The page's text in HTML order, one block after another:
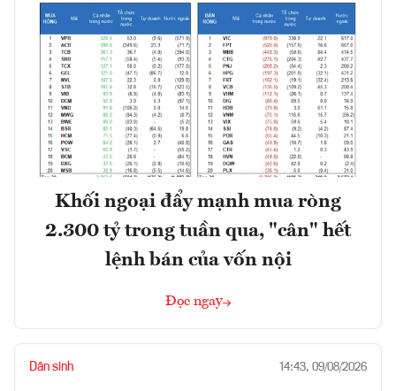
Khối ngoại đẩy mạnh mua ròng
2.300 tỷ trong tuần qua, "cân" hết
lệnh bán của vốn nội
Đọc ngay
Dân sinh 14:43, 09/08/2026